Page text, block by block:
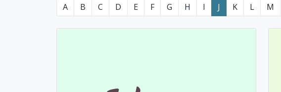
A B C D E F G H I J K L M